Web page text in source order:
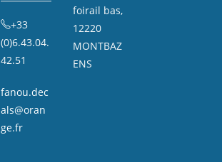
+33
(0)6.43.04.
42.51
fanou.dec
als@oran
ge.fr
foirail bas,
12220
MONTBAZ
ENS